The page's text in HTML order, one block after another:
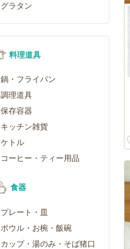
グラタン
料理道具
鍋・フライパン
調理道具
保存容器
キッチン雑貨
ケトル
コーヒー・ティー用品
食器
プレート・皿
ボウル・お椀・飯碗
カップ・湯のみ・そば猪口